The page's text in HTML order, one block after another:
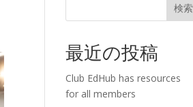
検索
最近の投稿
Club EdHub has resources
for all members